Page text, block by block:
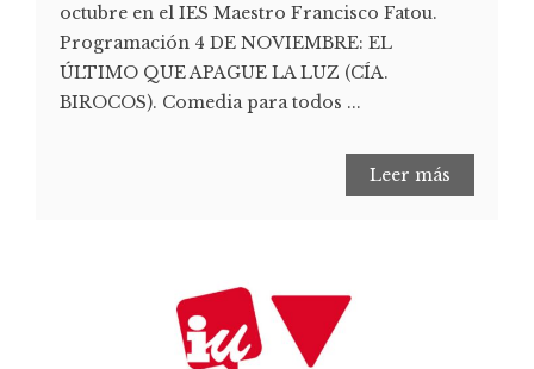
octubre en el IES Maestro Francisco Fatou.
Programación 4 DE NOVIEMBRE: EL
ÚLTIMO QUE APAGUE LA LUZ (CÍA.
BIROCOS). Comedia para todos ...
Leer más